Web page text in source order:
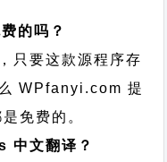
的吗？
只要这款源程序存
WPfanyi.com 提
免费的。
中文翻译？